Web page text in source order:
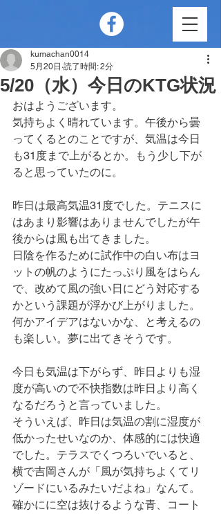
5/20（水）今日のKTG状況
kumachan0014
5月20日 読了時間: 2分
おはようございます。
気持ちよく晴れています。午後から曇
ってくるとのことですが、気温は今日
も31度まで上がるとか。もう少し下が
ると思っていたのに。
昨日は最高気温31度でした。テニスに
はあまり影響はありませんでしたが午
後からは風も出てきました。
日陰を作るために試作中の白い布はヨ
ットの帆のようにたっぷり風をはらん
で、改めて風の強い日にどう対応する
かという課題が浮かび上がりました。
何かアイデアはないかな、と考えるの
も楽しい。夢に出てきそうです。
今日も気温は下がらず、昨日よりも湿
度が高いので不快指数は昨日より高く
なるだろうと言っていました。
そういえば、昨日は気温の割に湿度が
低かったせいなのか、体感的には快適
でした。テラスでくつろいでいると、
横で吉岡さんが「風が気持ちよくてリ
ゾードにいるみたいだよね」なんて。
確かにに空は抜けるような青、コート